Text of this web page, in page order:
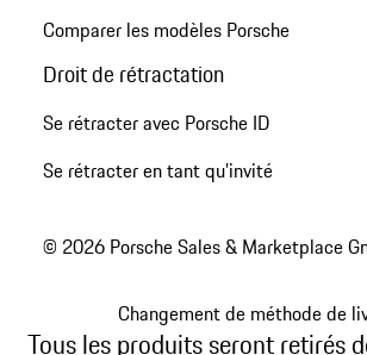
Comparer les modèles Porsche
Droit de rétractation
Se rétracter avec Porsche ID
Se rétracter en tant qu’invité
© 2026 Porsche Sales & Marketplace
Changement de méthode de
Tous les produits seront retirés